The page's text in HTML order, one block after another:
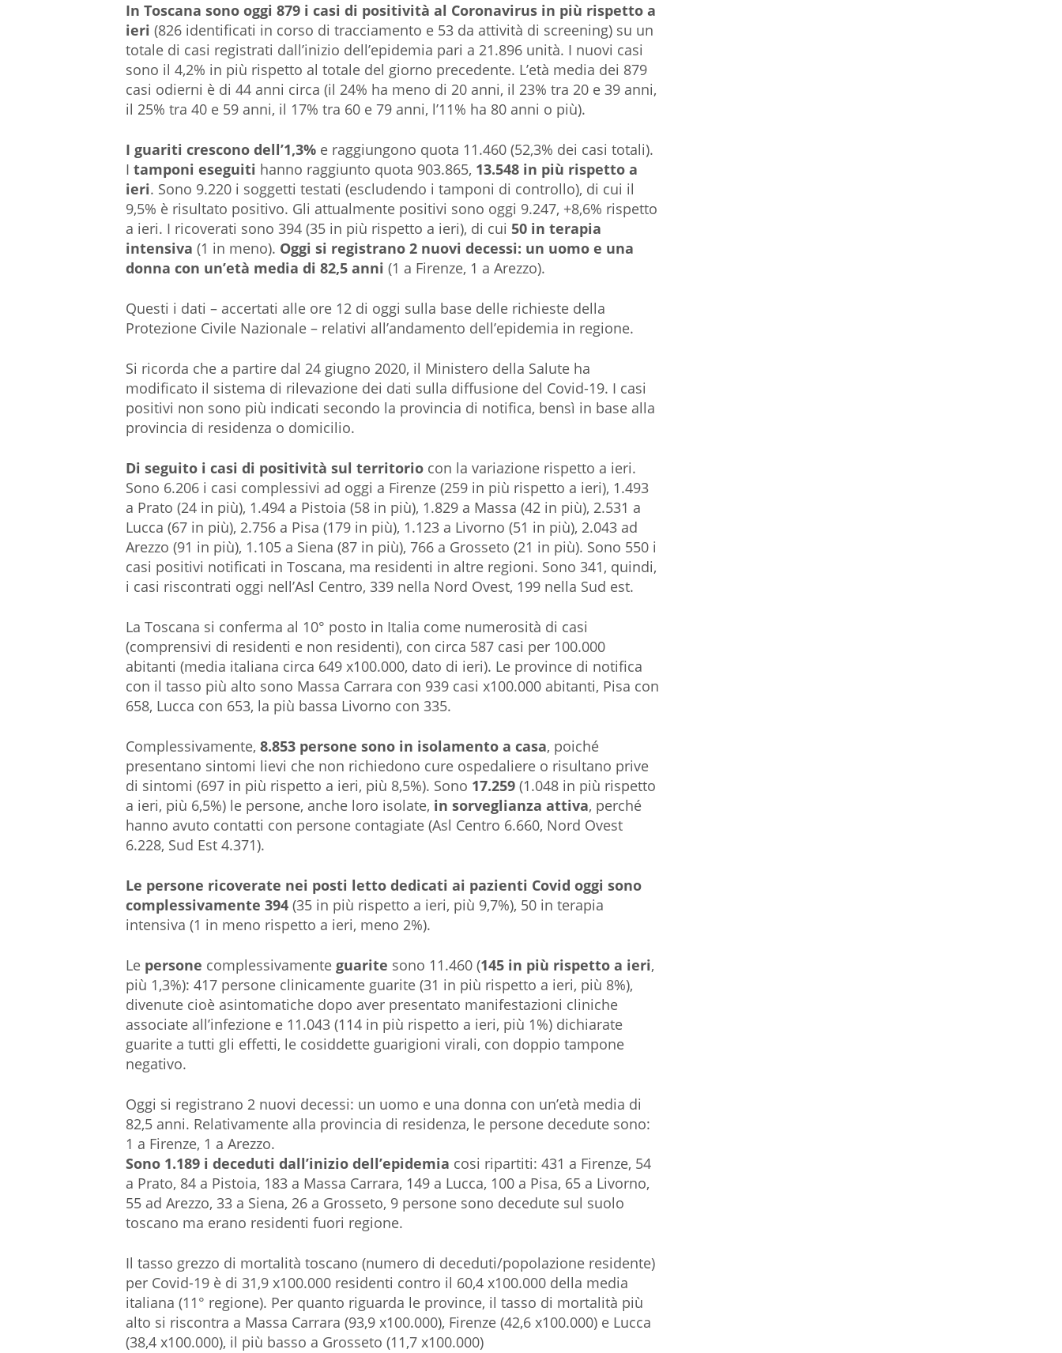
In Toscana sono oggi 879 i casi di positività al Coronavirus in più rispetto a
ieri (826 identificati in corso di tracciamento e 53 da attività di screening) su un
totale di casi registrati dall’inizio dell’epidemia pari a 21.896 unità. I nuovi casi
sono il 4,2% in più rispetto al totale del giorno precedente. L’età media dei 879
casi odierni è di 44 anni circa (il 24% ha meno di 20 anni, il 23% tra 20 e 39 anni,
il 25% tra 40 e 59 anni, il 17% tra 60 e 79 anni, l’11% ha 80 anni o più).
I guariti crescono dell’1,3%e raggiungono quota 11.460 (52,3% dei casi totali).
I tamponi eseguiti hanno raggiunto quota 903.865, 13.548 in più rispetto a
ieri. Sono 9.220 i soggetti testati (escludendo i tamponi di controllo), di cui il
9,5% è risultato positivo. Gli attualmente positivi sono oggi 9.247, +8,6% rispetto
a ieri. I ricoverati sono 394 (35 in più rispetto a ieri), di cui 50 in terapia
intensiva (1 in meno). Oggi si registrano 2 nuovi decessi: un uomo e una
donna con un’età media di 82,5 anni (1 a Firenze, 1 a Arezzo).
Questi i dati – accertati alle ore 12 di oggi sulla base delle richieste della
Protezione Civile Nazionale – relativi all’andamento dell’epidemia in regione.
Si ricorda che a partire dal 24 giugno 2020, il Ministero della Salute ha
modificato il sistema di rilevazione dei dati sulla diffusione del Covid-19. I casi
positivi non sono più indicati secondo la provincia di notifica, bensì in base alla
provincia di residenza o domicilio.
Di seguito i casi di positività sul territoriocon la variazione rispetto a ieri.
Sono 6.206 i casi complessivi ad oggi a Firenze (259 in più rispetto a ieri), 1.493
a Prato (24 in più), 1.494 a Pistoia (58 in più), 1.829 a Massa (42 in più), 2.531 a
Lucca (67 in più), 2.756 a Pisa (179 in più), 1.123 a Livorno (51 in più), 2.043 ad
Arezzo (91 in più), 1.105 a Siena (87 in più), 766 a Grosseto (21 in più). Sono 550 i
casi positivi notificati in Toscana, ma residenti in altre regioni. Sono 341, quindi,
i casi riscontrati oggi nell’Asl Centro, 339 nella Nord Ovest, 199 nella Sud est.
La Toscana si conferma al 10° posto in Italia come numerosità di casi
(comprensivi di residenti e non residenti), con circa 587 casi per 100.000
abitanti (media italiana circa 649 x100.000, dato di ieri). Le province di notifica
con il tasso più alto sono Massa Carrara con 939 casi x100.000 abitanti, Pisa con
658, Lucca con 653, la più bassa Livorno con 335.
Complessivamente, 8.853 persone sono in isolamento a casa, poiché
presentano sintomi lievi che non richiedono cure ospedaliere o risultano prive
di sintomi (697 in più rispetto a ieri, più 8,5%). Sono 17.259(1.048 in più rispetto
a ieri, più 6,5%) le persone, anche loro isolate, in sorveglianza attiva, perché
hanno avuto contatti con persone contagiate (Asl Centro 6.660, Nord Ovest
6.228, Sud Est 4.371).
Le persone ricoverate nei posti letto dedicati ai pazienti Covid oggi sono
complessivamente 394(35 in più rispetto a ieri, più 9,7%), 50 in terapia
intensiva (1 in meno rispetto a ieri, meno 2%).
Le persone complessivamente guarite sono 11.460 (145 in più rispetto a ieri,
più 1,3%): 417 persone clinicamente guarite (31 in più rispetto a ieri, più 8%),
divenute cioè asintomatiche dopo aver presentato manifestazioni cliniche
associate all’infezione e 11.043 (114 in più rispetto a ieri, più 1%) dichiarate
guarite a tutti gli effetti, le cosiddette guarigioni virali, con doppio tampone
negativo.
Oggi si registrano 2 nuovi decessi: un uomo e una donna con un’età media di
82,5 anni. Relativamente alla provincia di residenza, le persone decedute sono:
1 a Firenze, 1 a Arezzo.
Sono 1.189 i deceduti dall’inizio dell’epidemia cosi ripartiti: 431 a Firenze, 54
a Prato, 84 a Pistoia, 183 a Massa Carrara, 149 a Lucca, 100 a Pisa, 65 a Livorno,
55 ad Arezzo, 33 a Siena, 26 a Grosseto, 9 persone sono decedute sul suolo
toscano ma erano residenti fuori regione.
Il tasso grezzo di mortalità toscano (numero di deceduti/popolazione residente)
per Covid-19 è di 31,9 x100.000 residenti contro il 60,4 x100.000 della media
italiana (11° regione). Per quanto riguarda le province, il tasso di mortalità più
alto si riscontra a Massa Carrara (93,9 x100.000), Firenze (42,6 x100.000) e Lucca
(38,4 x100.000), il più basso a Grosseto (11,7 x100.000)